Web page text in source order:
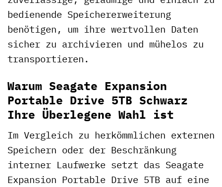
bedienende Speichererweiterung
benötigen, um ihre wertvollen Daten
sicher zu archivieren und mühelos zu
transportieren.
Warum Seagate Expansion
Portable Drive 5TB Schwarz
Ihre Überlegene Wahl ist
Im Vergleich zu herkömmlichen externen
Speichern oder der Beschränkung
interner Laufwerke setzt das Seagate
Expansion Portable Drive 5TB auf eine